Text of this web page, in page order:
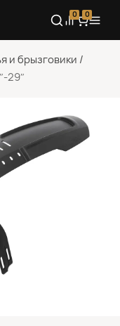
0 0
и брызговики /
29″